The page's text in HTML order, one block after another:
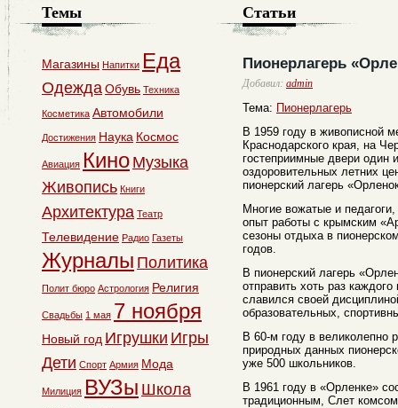
Статьи
Пионерлагерь
Добавил: admin
Тема: Пионерлагерь
В 1959 году в живописной
Краснодарского края, на
гостеприимные двери один
оздоровительных летних
пионерский лагерь
Многие вожатые и
опыт работы с крымским
сезоны отдыха в
годов.
В пионерский лагерь
отправить хоть раз
славился своей
образовательных,
В 60-м году в великолепно
природных данных
уже 500 школьников.
В 1961 году в «Орленке»
традиционным, Слет
Темы
Магазины Напитки Еда
ОдеждаОбувь Техника
Косметика Автомобили
Достижения Наука Космос
Авиация Кино Музыка
Живопись Книги
Архитектура Театр
Телевидение Радио Газеты
Журналы Политика
Полит бюро Астрология Религия
Свадьбы 1 мая 7 ноября
Новый год Игрушки Игры
Дети Спорт Армия Мода
Милиция ВУЗы Школа